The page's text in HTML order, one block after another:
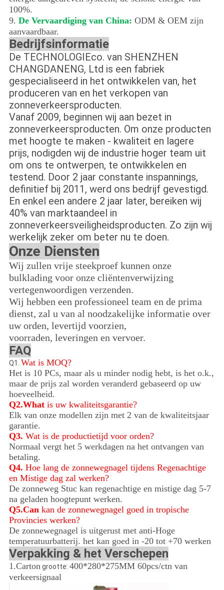
100%.
9. De Vervaardiging van China: ODM & OEM zijn
aanvaardbaar.
Bedrijfsinformatie
De TECHNOLOGIEco. van SHENZHEN
CHANGDANENG, Ltd is een fabriek
gespecialiseerd in het ontwikkelen van, het
produceren van en het verkopen van
zonneverkeersproducten.
Vanaf 2009, beginnen wij aan bezet in
zonneverkeersproducten. Om onze producten
met hoogte te maken - kwaliteit en lagere
prijs, nodigden wij de industrie hoger team uit
om ons te ontwerpen, te ontwikkelen en
testend. Door 2 jaar constante inspannings,
definitief bij 2011, werd ons bedrijf gevestigd.
En enkel een andere 2 jaar later, bereiken wij
40% van marktaandeel in
zonneverkeersveiligheidsproducten. Zo zijn wij
werkelijk zeker om beter nu te doen.
Onze Diensten
Wij zullen vrije steekproef kunnen onze
bulklading voor onze cliëntenverwijzing
vertegenwoordigen verzenden.
Wij hebben een professioneel team en de prima
dienst, zal u van al noodzakelijke informatie over
uw orden, levertijd voorzien,
voorraden, leveringen en vervoer.
FAQ
Q1. Wat is MOQ?
Het is 10 PCs, maar als u minder nodig hebt, is het o.k.,
maar de prijs zal worden veranderd gebaseerd op uw
hoeveelheid.
Q2.Whatis uw kwaliteitsgarantie?
Elk van onze modellen zijn met 2 van de kwaliteitsjaar
garantie.
Q3. Wat is de productietijd voor orden?
Normaal vergt het 5 werkdagen na het ontvangen van
betaling.
Q4. Hoe lang de zonnewegnagel tijdens Regenachtige
en Mistige dag zal werken?
De zonneweg Stuc kan regenachtige en mistige dag 5-7
na geladen hoogtepunt werken.
Q5.Can kan de zonnewegnagel goed in tropische
Provincies werken?
De zonnewegnagel is uitgerust met anti-Hoge
temperatuurbatterij. het kan goed in -20 tot +70 werken
Verpakking & het Verschepen
1.Carton grootte: 400*280*275MM 60pcs/ctn van
verkeersignaal